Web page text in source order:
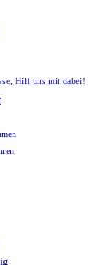
Hilf uns mit dabei!